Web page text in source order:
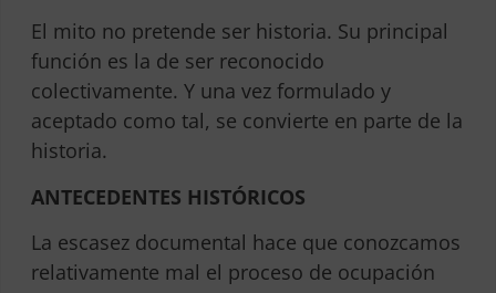
El mito no pretende ser historia. Su principal
función es la de ser reconocido
colectivamente. Y una vez formulado y
aceptado como tal, se convierte en parte de la
historia.
ANTECEDENTES HISTÓRICOS
La escasez documental hace que conozcamos
relativamente mal el proceso de ocupación